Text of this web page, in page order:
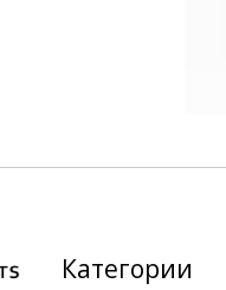
Категории